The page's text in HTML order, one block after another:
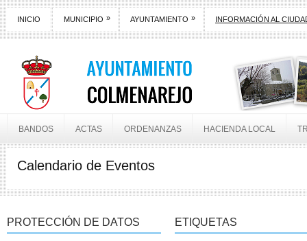
INICIO MUNICIPIO » AYUNTAMIENTO » INFORMACIÓN AL
BANDOS ACTAS ORDENANZAS HACIENDA LOCAL
Calendario de Eventos
PROTECCIÓN DE DATOS ETIQUETAS